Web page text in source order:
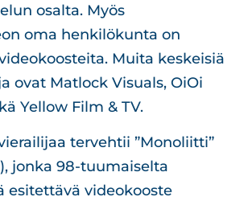
osalta. Myös
oma henkilökunta on
Muita keskeisiä
ovat Matlock Visuals, OiOi
Yellow Film & TV.
tervehtii ”Monoliitti”
jonka 98-tuumaiselta
esitettävä videokooste